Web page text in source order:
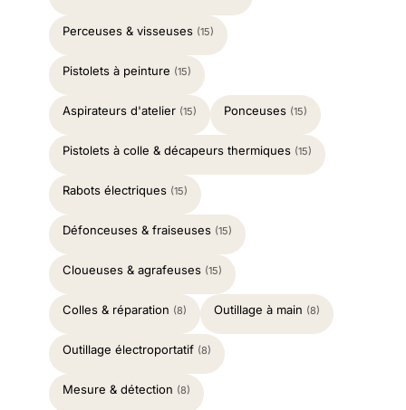
Perceuses & visseuses (15)
Pistolets à peinture (15)
Aspirateurs d'atelier (15) Ponceuses (15)
Pistolets à colle & décapeurs thermiques (15)
Rabots électriques (15)
Défonceuses & fraiseuses (15)
Cloueuses & agrafeuses (15)
Colles & réparation (8) Outillage à main (8)
Outillage électroportatif (8)
Mesure & détection (8)